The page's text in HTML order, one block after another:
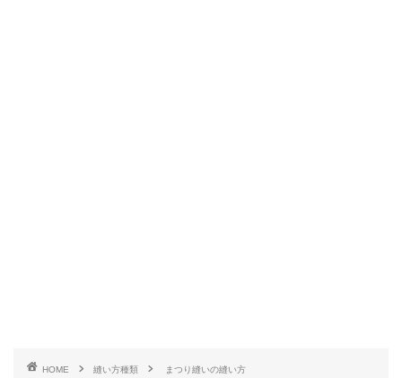
HOME 縫い方種類 まつり縫いの縫い方